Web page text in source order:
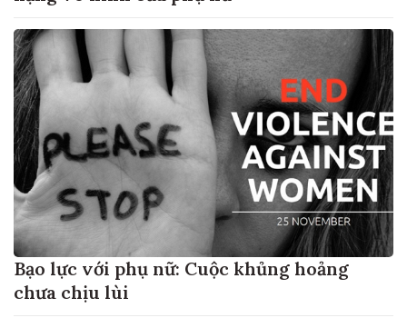
Bạo lực với phụ nữ: Cuộc khủng hoảng
chưa chịu lùi